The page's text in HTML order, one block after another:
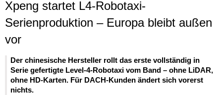
Xpeng startet L4-Robotaxi-
Serienproduktion – Europa bleibt außen
vor
Der chinesische Hersteller rollt das erste vollständig in
Serie gefertigte Level-4-Robotaxi vom Band – ohne LiDAR,
ohne HD-Karten. Für DACH-Kunden ändert sich vorerst
nichts.